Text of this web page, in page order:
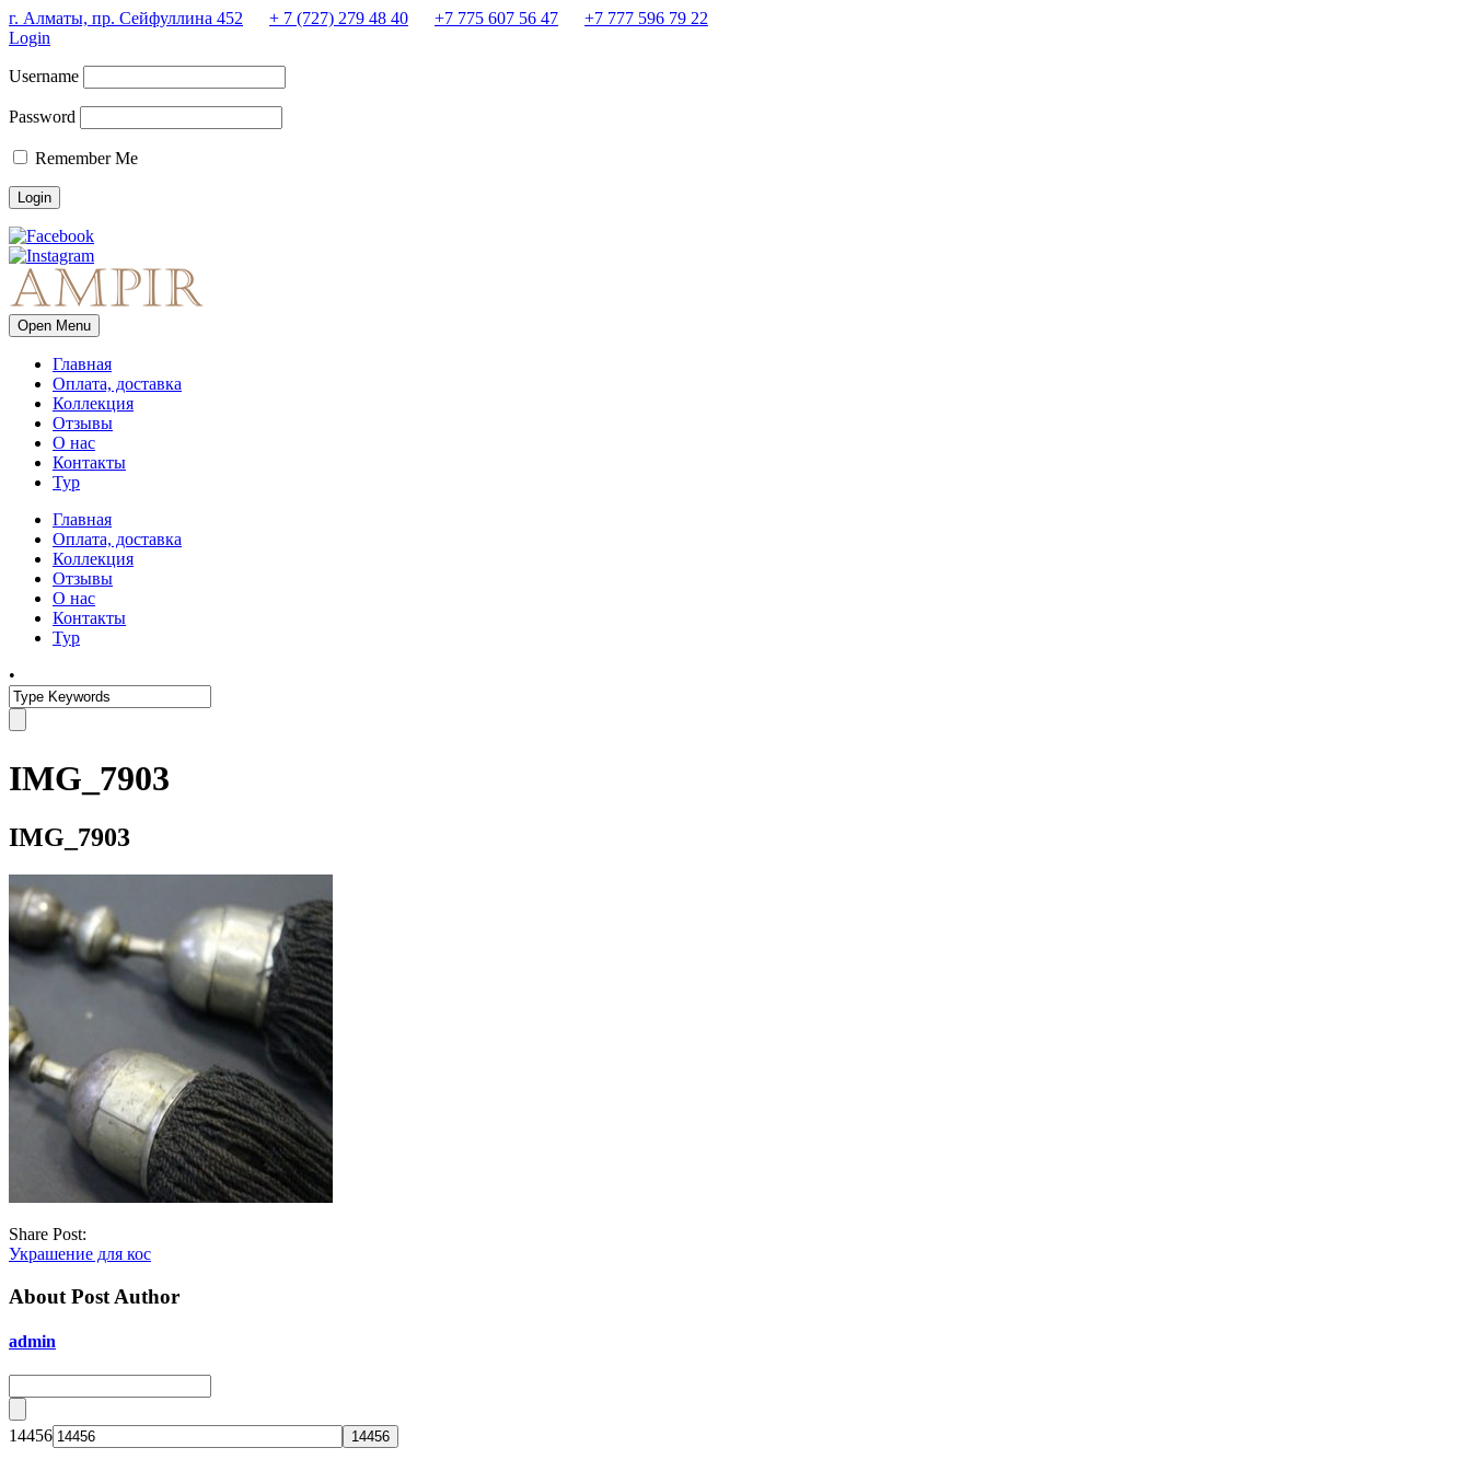
г. Алматы, пр. Сейфуллина 452 + 7 (727) 279 48 40 +7 775 607 56 47
+7 777 596 79 22
Login
Username
Password
Remember Me
Open Menu
Главная
Оплата, доставка
Коллекция
Отзывы
О нас
Контакты
Тур
Главная
Оплата, доставка
Коллекция
Отзывы
О нас
Контакты
Тур
•
IMG_7903
IMG_7903
Share Post:
Украшение для кос
About Post Author
admin
14456